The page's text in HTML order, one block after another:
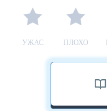
УЖАС ПЛОХО